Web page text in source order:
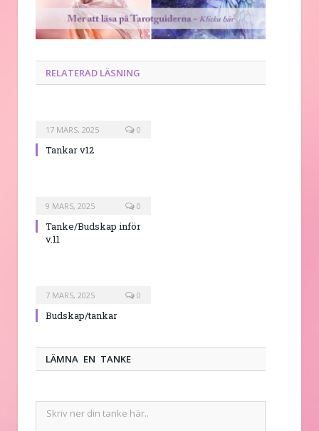
RELATERAD LÄSNING
17 MARS, 2025 0
Tankar v12
9 MARS, 2025 0
Tanke/Budskap inför
v.11
7 MARS, 2025 0
Budskap/tankar
LÄMNA EN TANKE